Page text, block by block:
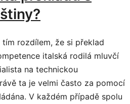
rozdílem, že si překlad
italská rodilá mluvčí
na technickou
ta je velmi často za pomocí
V každém případě spolu